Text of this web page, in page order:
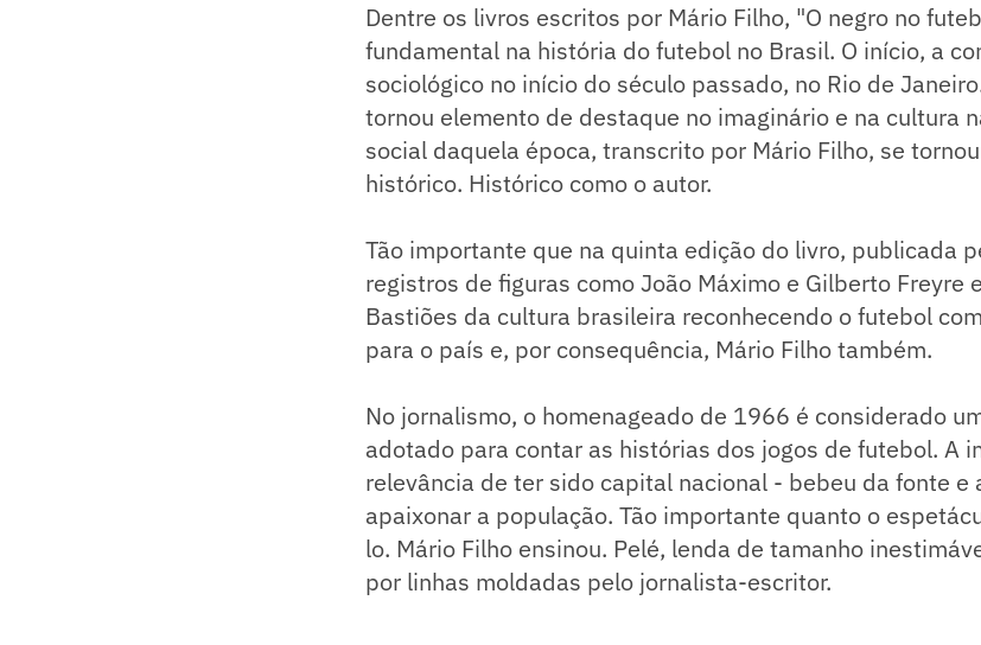
Dentre os livros escritos por Mário Filho, "O negro no
fundamental na história do futebol no Brasil. O início, a
sociológico no início do século passado, no Rio de
tornou elemento de destaque no imaginário e na cultura
social daquela época, transcrito por Mário Filho, se
histórico. Histórico como o autor.
Tão importante que na quinta edição do livro, publicada
registros de figuras como João Máximo e Gilberto Freyre
Bastiões da cultura brasileira reconhecendo o futebol
para o país e, por consequência, Mário Filho também.
No jornalismo, o homenageado de 1966 é considerado
adotado para contar as histórias dos jogos de futebol. A
relevância de ter sido capital nacional - bebeu da fonte e
apaixonar a população. Tão importante quanto o
lo. Mário Filho ensinou. Pelé, lenda de tamanho
por linhas moldadas pelo jornalista-escritor.